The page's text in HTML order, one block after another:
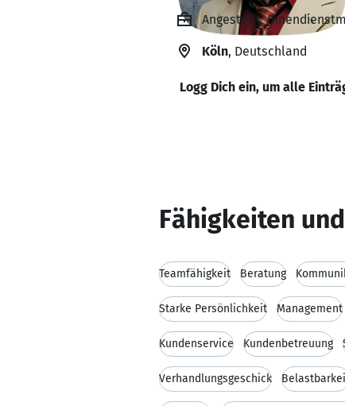
Angestellt,
Köln, Deutschland
Logg Dich ein, um alle
Fähigkeiten
Teamfähigkeit Beratung
Starke Persönlichkeit Management
Kundenservice Kundenbetreuung
Verhandlungsgeschick